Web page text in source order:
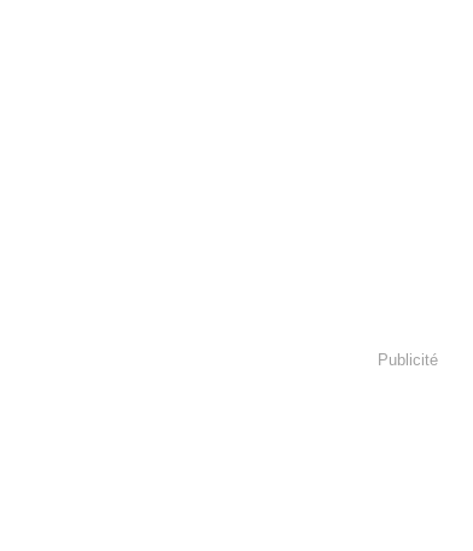
Publicité